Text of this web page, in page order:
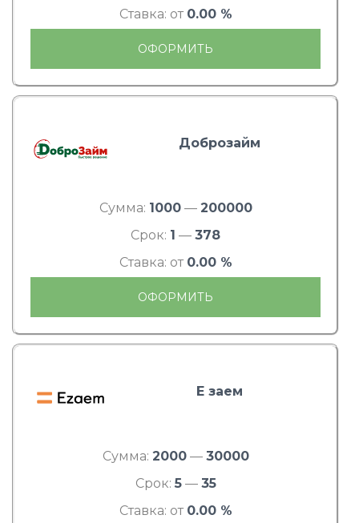
Ставка: от 0.00 %
ОФОРМИТЬ
Доброзайм
Сумма: 1000— 200000
Срок: 1 — 378
Ставка: от 0.00 %
ОФОРМИТЬ
Е заем
Сумма: 2000— 30000
Срок: 5— 35
Ставка: от 0.00 %